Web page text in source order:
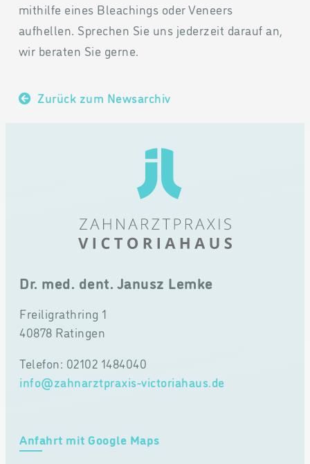
mithilfe eines Bleachings oder Veneers
aufhellen. Sprechen Sie uns jederzeit darauf an,
wir beraten Sie gerne.
Zurück zum Newsarchiv
Dr. med. dent. Janusz Lemke
Freiligrathring 1
40878 Ratingen
Telefon: 02102 1484040
info@zahnarztpraxis-victoriahaus.de
Anfahrt mit Google Maps